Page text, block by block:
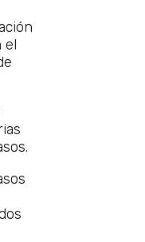
el